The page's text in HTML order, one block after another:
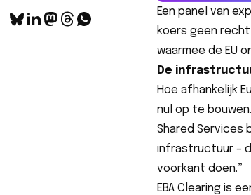
Een panel van
koers geen
waarmee de EU
De
Hoe afhankelijk
nul op te
Shared Services
infrastructuur –
voorkant doen.”
EBA Clearing is